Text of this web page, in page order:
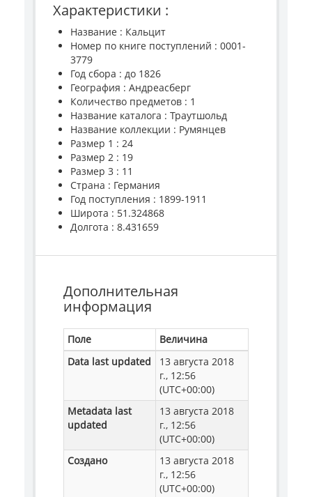
Характеристики :
Название : Кальцит
Номер по книге поступлений : 0001-
3779
Год сбора : до 1826
География : Андреасберг
Количество предметов : 1
Название каталога : Траутшольд
Название коллекции : Румянцев
Размер 1 : 24
Размер 2 : 19
Размер 3 : 11
Страна : Германия
Год поступления : 1899-1911
Широта : 51.324868
Долгота : 8.431659
Дополнительная
информация
Поле
Величина
Data last updated
13 августа 2018
г., 12:56
(UTC+00:00)
Metadata last
updated
13 августа 2018
г., 12:56
(UTC+00:00)
Создано
13 августа 2018
г., 12:56
(UTC+00:00)